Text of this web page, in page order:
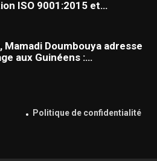
ISO 9001:2015 et…
Mamadi Doumbouya adresse
aux Guinéens :…
Politique de confidentialité